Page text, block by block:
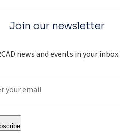
Join our newsletter
news and events in your inbox.